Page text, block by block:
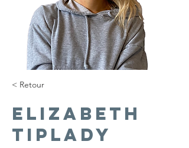
< Retour
Elizabeth
Tiplady